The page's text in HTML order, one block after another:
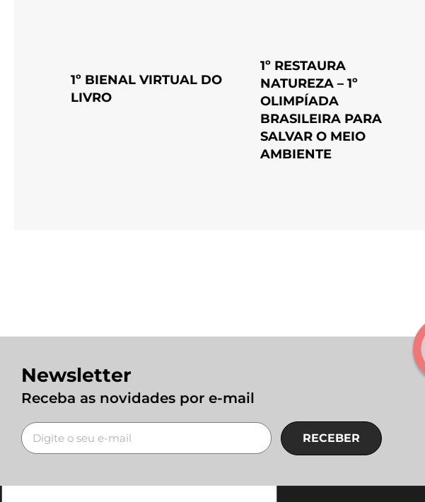
1º BIENAL VIRTUAL DO
LIVRO
1º RESTAURA
NATUREZA – 1º
OLIMPÍADA
BRASILEIRA PARA
SALVAR O MEIO
AMBIENTE
Newsletter
Receba as novidades por e-mail
RECEBER